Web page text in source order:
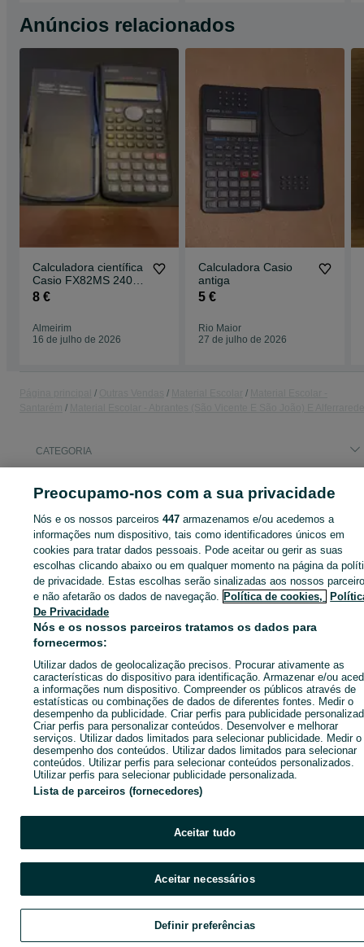
Anúncios relacionados
Calculadora científica
Casio FX82MS 240
Funções
8 €
Almeirim
16 de julho de 2026
Calculadora Casio
antiga
5 €
Rio Maior
27 de julho de 2026
CATEGORIA
658756747 Cliques:
Entra na tua conta OLX ou cria uma nova para contactares
anunciante
Entrar ou criar conta
Ligar / SMS Enviar mensagem
Preocupamo-nos com a sua privacidade
Nós e os nossos parceiros447 armazenamos e/ou acedemos a
informações num dispositivo, tais como identificadores únicos em
cookies para tratar dados pessoais. Pode aceitar ou gerir as suas
escolhas clicando abaixo ou em qualquer momento na página da
de privacidade. Estas escolhas serão sinalizadas aos nossos
e não afetarão os dados de navegação. Política de cookies,
De Privacidade
Nós e os nossos parceiros tratamos os dados para
fornecermos:
Utilizar dados de geolocalização precisos. Procurar ativamente as
características do dispositivo para identificação. Armazenar e/ou
a informações num dispositivo. Compreender os públicos através de
estatísticas ou combinações de dados de diferentes fontes. Medir o
desempenho da publicidade. Criar perfis para publicidade
Criar perfis para personalizar conteúdos. Desenvolver e melhorar
serviços. Utilizar dados limitados para selecionar publicidade. Medir o
desempenho dos conteúdos. Utilizar dados limitados para selecionar
conteúdos. Utilizar perfis para selecionar conteúdos personalizados.
Utilizar perfis para selecionar publicidade personalizada.
Lista de parceiros (fornecedores)
Aceitar tudo
Aceitar necessários
Definir preferências